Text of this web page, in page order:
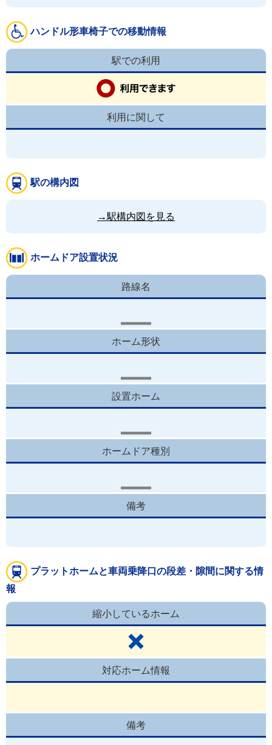
ハンドル形車椅子での移動情報
駅での利用
利用に関して
駅の構内図
→駅構内図を見る
ホームドア設置状況
路線名
ホーム形状
設置ホーム
ホームドア種別
備考
プラットホームと車両乗降口の段差・隙間に関する情
報
縮小しているホーム
対応ホーム情報
備考